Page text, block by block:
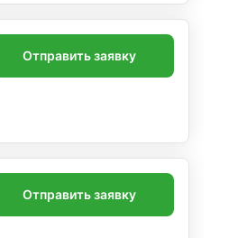
Отправить заявку
Отправить заявку